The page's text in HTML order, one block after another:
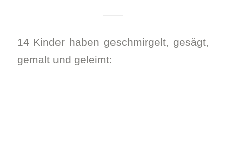
14 Kinder haben geschmirgelt, gesägt,
gemalt und geleimt: